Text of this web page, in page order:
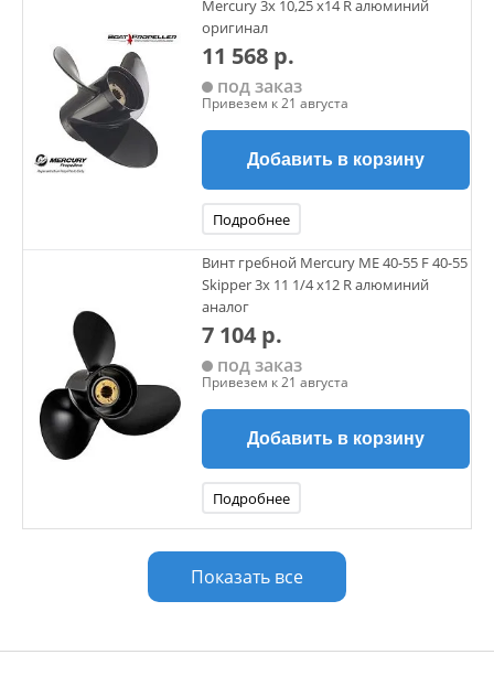
Mercury 3х 10,25 х14 R алюминий
оригинал
11 568 р.
под заказ
Привезем к 21 августа
Добавить в корзину
Подробнее
Винт гребной Mercury ME 40-55 F 40-55
Skipper 3х 11 1/4 х12 R алюминий
аналог
7 104 р.
под заказ
Привезем к 21 августа
Добавить в корзину
Подробнее
Показать все